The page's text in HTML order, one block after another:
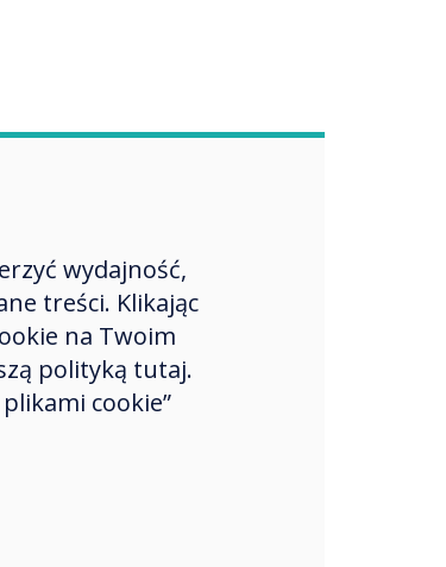
wydajność,
treści. Klikając
na Twoim
polityką tutaj.
cookie”